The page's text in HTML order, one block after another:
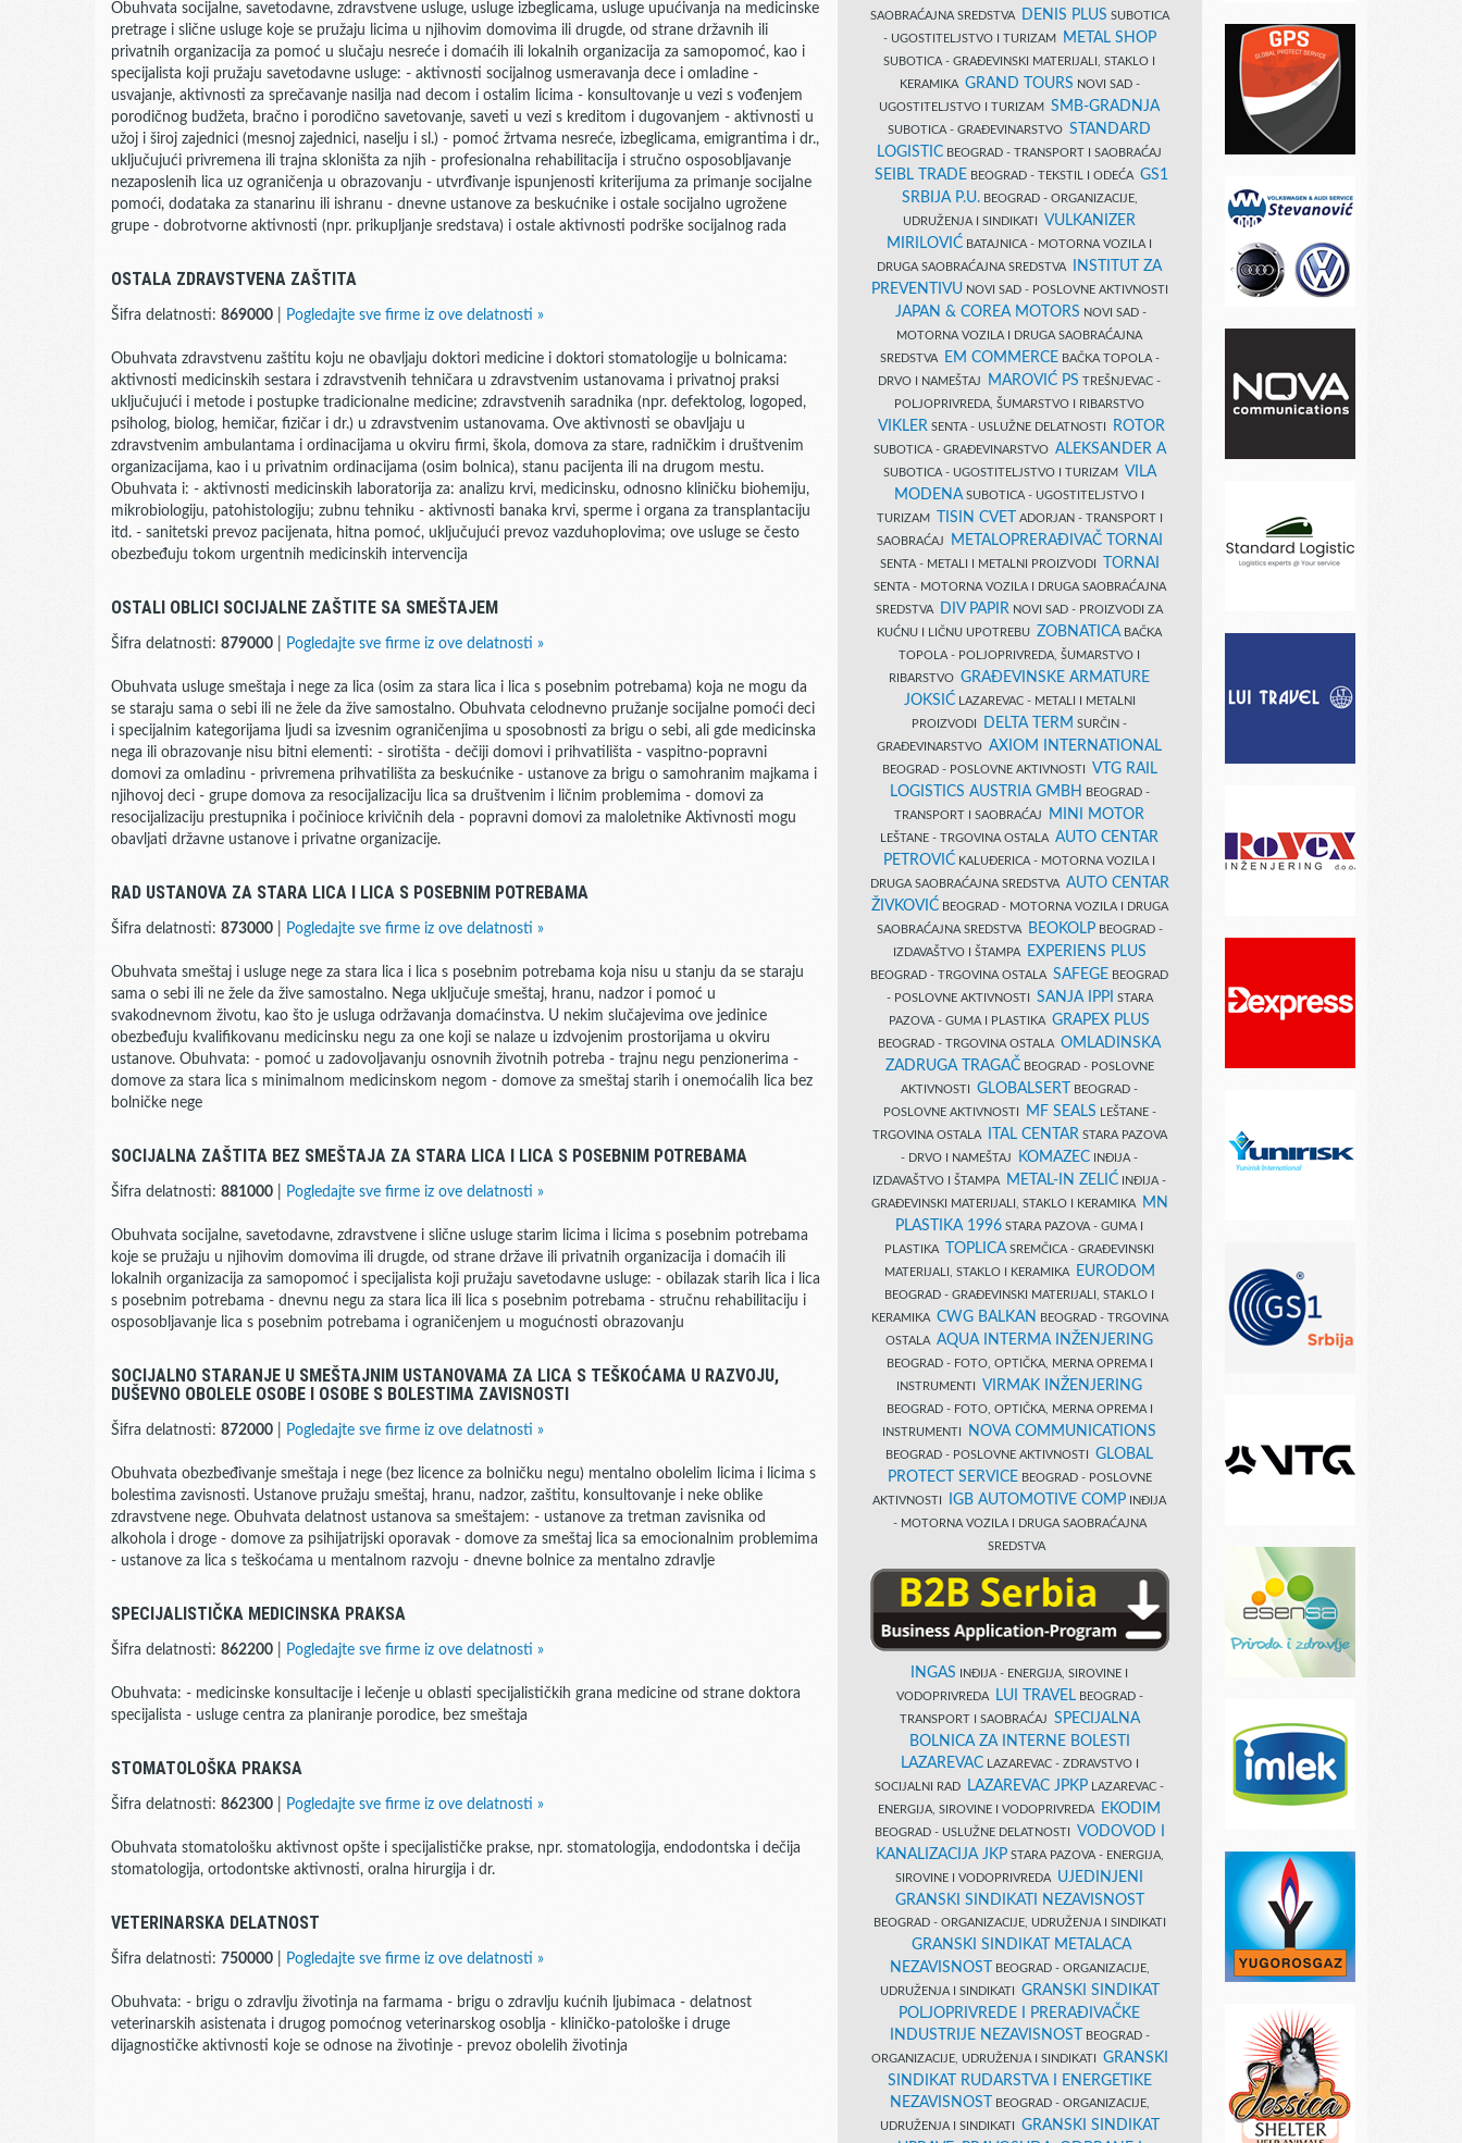
Obuhvata socijalne, savetodavne, zdravstvene usluge, usluge izbeglicama, usluge upućivanja na medicinske
pretrage i slične usluge koje se pružaju licima u njihovim domovima ili drugde, od strane državnih ili
privatnih organizacija za pomoć u slučaju nesreće i domaćih ili lokalnih organizacija za samopomoć, kao i
specijalista koji pružaju savetodavne usluge: - aktivnosti socijalnog usmeravanja dece i omladine -
usvajanje, aktivnosti za sprečavanje nasilja nad decom i ostalim licima - konsultovanje u vezi s vođenjem
porodičnog budžeta, bračno i porodično savetovanje, saveti u vezi s kreditom i dugovanjem - aktivnosti u
užoj i široj zajednici (mesnoj zajednici, naselju i sl.) - pomoć žrtvama nesreće, izbeglicama, emigrantima i dr.,
uključujući privremena ili trajna skloništa za njih - profesionalna rehabilitacija i stručno osposobljavanje
nezaposlenih lica uz ograničenja u obrazovanju - utvrđivanje ispunjenosti kriterijuma za primanje socijalne
pomoći, dodataka za stanarinu ili ishranu - dnevne ustanove za beskućnike i ostale socijalno ugrožene
grupe - dobrotvorne aktivnosti (npr. prikupljanje sredstava) i ostale aktivnosti podrške socijalnog rada
OSTALA ZDRAVSTVENA ZAŠTITA
Šifra delatnosti: 869000 Pogledajte sve firme iz ove delatnosti »
Obuhvata zdravstvenu zaštitu koju ne obavljaju doktori medicine i doktori stomatologije u bolnicama:
aktivnosti medicinskih sestara i zdravstvenih tehničara u zdravstvenim ustanovama i privatnoj praksi
uključujući i metode i postupke tradicionalne medicine; zdravstvenih saradnika (npr. defektolog, logoped,
psiholog, biolog, hemičar, fizičar i dr.) u zdravstvenim ustanovama. Ove aktivnosti se obavljaju u
zdravstvenim ambulantama i ordinacijama u okviru firmi, škola, domova za stare, radničkim i društvenim
organizacijama, kao i u privatnim ordinacijama (osim bolnica), stanu pacijenta ili na drugom mestu.
Obuhvata i: - aktivnosti medicinskih laboratorija za: analizu krvi, medicinsku, odnosno kliničku biohemiju,
mikrobiologiju, patohistologiju; zubnu tehniku - aktivnosti banaka krvi, sperme i organa za transplantaciju
itd. - sanitetski prevoz pacijenata, hitna pomoć, uključujući prevoz vazduhoplovima; ove usluge se često
obezbeđuju tokom urgentnih medicinskih intervencija
OSTALI OBLICI SOCIJALNE ZAŠTITE SA SMEŠTAJEM
Šifra delatnosti: 879000 Pogledajte sve firme iz ove delatnosti »
Obuhvata usluge smeštaja i nege za lica (osim za stara lica i lica s posebnim potrebama) koja ne mogu da
se staraju sama o sebi ili ne žele da žive samostalno. Obuhvata celodnevno pružanje socijalne pomoći deci
i specijalnim kategorijama ljudi sa izvesnim ograničenjima u sposobnosti za brigu o sebi, ali gde medicinska
nega ili obrazovanje nisu bitni elementi: - sirotišta - dečiji domovi i prihvatilišta - vaspitno-popravni
domovi za omladinu - privremena prihvatilišta za beskućnike - ustanove za brigu o samohranim majkama i
njihovoj deci - grupe domova za resocijalizaciju lica sa društvenim i ličnim problemima - domovi za
resocijalizaciju prestupnika i počinioce krivičnih dela - popravni domovi za maloletnike Aktivnosti mogu
obavljati državne ustanove i privatne organizacije.
RAD USTANOVA ZA STARA LICA I LICA S POSEBNIM POTREBAMA
Šifra delatnosti: 873000 Pogledajte sve firme iz ove delatnosti »
Obuhvata smeštaj i usluge nege za stara lica i lica s posebnim potrebama koja nisu u stanju da se staraju
sama o sebi ili ne žele da žive samostalno. Nega uključuje smeštaj, hranu, nadzor i pomoć u
svakodnevnom životu, kao što je usluga održavanja domaćinstva. U nekim slučajevima ove jedinice
obezbeđuju kvalifikovanu medicinsku negu za one koji se nalaze u izdvojenim prostorijama u okviru
ustanove. Obuhvata: - pomoć u zadovoljavanju osnovnih životnih potreba - trajnu negu penzionerima -
domove za stara lica s minimalnom medicinskom negom - domove za smeštaj starih i onemoćalih lica bez
bolničke nege
SOCIJALNA ZAŠTITA BEZ SMEŠTAJA ZA STARA LICA I LICA S POSEBNIM POTREBAMA
Šifra delatnosti: 881000 Pogledajte sve firme iz ove delatnosti »
Obuhvata socijalne, savetodavne, zdravstvene i slične usluge starim licima i licima s posebnim potrebama
koje se pružaju u njihovim domovima ili drugde, od strane države ili privatnih organizacija i domaćih ili
lokalnih organizacija za samopomoć i specijalista koji pružaju savetodavne usluge: - obilazak starih lica i lica
s posebnim potrebama - dnevnu negu za stara lica ili lica s posebnim potrebama - stručnu rehabilitaciju i
osposobljavanje lica s posebnim potrebama i ograničenjem u mogućnosti obrazovanju
SOCIJALNO STARANJE U SMEŠTAJNIM USTANOVAMA ZA LICA S TEŠKOĆAMA U RAZVOJU,
DUŠEVNO OBOLELE OSOBE I OSOBE S BOLESTIMA ZAVISNOSTI
Šifra delatnosti: 872000 Pogledajte sve firme iz ove delatnosti »
Obuhvata obezbeđivanje smeštaja i nege (bez licence za bolničku negu) mentalno obolelim licima i licima s
bolestima zavisnosti. Ustanove pružaju smeštaj, hranu, nadzor, zaštitu, konsultovanje i neke oblike
zdravstvene nege. Obuhvata delatnost ustanova sa smeštajem: - ustanove za tretman zavisnika od
alkohola i droge - domove za psihijatrijski oporavak - domove za smeštaj lica sa emocionalnim problemima
- ustanove za lica s teškoćama u mentalnom razvoju - dnevne bolnice za mentalno zdravlje
SPECIJALISTIČKA MEDICINSKA PRAKSA
Šifra delatnosti: 862200 Pogledajte sve firme iz ove delatnosti »
Obuhvata: - medicinske konsultacije i lečenje u oblasti specijalističkih grana medicine od strane doktora
specijalista - usluge centra za planiranje porodice, bez smeštaja
STOMATOLOŠKA PRAKSA
Šifra delatnosti: 862300 Pogledajte sve firme iz ove delatnosti »
Obuhvata stomatološku aktivnost opšte i specijalističke prakse, npr. stomatologija, endodontska i dečija
stomatologija, ortodontske aktivnosti, oralna hirurgija i dr.
VETERINARSKA DELATNOST
Šifra delatnosti: 750000 Pogledajte sve firme iz ove delatnosti »
Obuhvata: - brigu o zdravlju životinja na farmama - brigu o zdravlju kućnih ljubimaca - delatnost
veterinarskih asistenata i drugog pomoćnog veterinarskog osoblja - kliničko-patološke i druge
dijagnostičke aktivnosti koje se odnose na životinje - prevoz obolelih životinja
SAOBRAĆAJNA SREDSTVA
DENIS PLUS SUBOTICA
- UGOSTITELJSTVO I TURIZAM
METAL SHOP
SUBOTICA - GRAĐEVINSKI MATERIJALI, STAKLO I
KERAMIKA GRAND TOURS NOVI SAD -
UGOSTITELJSTVO I TURIZAM SMB-GRADNJA
SUBOTICA - GRAĐEVINARSTVO STANDARD
LOGISTIC BEOGRAD - TRANSPORT I SAOBRAĆAJ
SEIBL TRADE BEOGRAD - TEKSTIL I ODEĆA GS1
SRBIJA P.U.BEOGRAD - ORGANIZACIJE,
UDRUŽENJA I SINDIKATI VULKANIZER
MIRILOVIĆ BATAJNICA - MOTORNA VOZILA I
DRUGA SAOBRAĆAJNA SREDSTVA
INSTITUT ZA
PREVENTIVUNOVI SAD - POSLOVNE AKTIVNOSTI
JAPAN & COREA MOTORS NOVI SAD -
MOTORNA VOZILA I DRUGA SAOBRAĆAJNA
SREDSTVA
EM COMMERCE BAČKA TOPOLA -
DRVO I NAMEŠTAJ
MAROVIĆ PS TREŠNJEVAC -
POLJOPRIVREDA, ŠUMARSTVO I RIBARSTVO
VIKLER SENTA - USLUŽNE DELATNOSTI ROTOR
SUBOTICA - GRAĐEVINARSTVO ALEKSANDER A
SUBOTICA - UGOSTITELJSTVO I TURIZAM VILA
MODENA SUBOTICA - UGOSTITELJSTVO I
TURIZAM
TISIN CVET
ADORJAN - TRANSPORT I
SAOBRAĆAJ
METALOPRERAĐIVAČ TORNAI
SENTA - METALI I METALNI PROIZVODI TORNAI
SENTA - MOTORNA VOZILA I DRUGA SAOBRAĆAJNA
SREDSTVA
DIV PAPIR NOVI SAD - PROIZVODI ZA
KUĆNU I LIČNU UPOTREBU ZOBNATICA BAČKA
TOPOLA - POLJOPRIVREDA, ŠUMARSTVO I
RIBARSTVO GRAĐEVINSKE ARMATURE
JOKSIĆLAZAREVAC - METALI I METALNI
PROIZVODI
DELTA TERM SURČIN -
GRAĐEVINARSTVO AXIOM INTERNATIONAL
BEOGRAD - POSLOVNE AKTIVNOSTI VTG RAIL
LOGISTICS AUSTRIA GMBH
BEOGRAD -
TRANSPORT I SAOBRAĆAJ
MINI MOTOR
LEŠTANE - TRGOVINA OSTALA AUTO CENTAR
PETROVIĆ KALUĐERICA - MOTORNA VOZILA I
DRUGA SAOBRAĆAJNA SREDSTVA AUTO CENTAR
ŽIVKOVIĆBEOGRAD - MOTORNA VOZILA I DRUGA
SAOBRAĆAJNA SREDSTVA
BEOKOLPBEOGRAD -
IZDAVAŠTVO I ŠTAMPA
EXPERIENS PLUS
BEOGRAD - TRGOVINA OSTALA SAFEGE BEOGRAD
- POSLOVNE AKTIVNOSTI SANJA IPPI
STARA
PAZOVA - GUMA I PLASTIKA GRAPEX PLUS
BEOGRAD - TRGOVINA OSTALA OMLADINSKA
ZADRUGA TRAGAČBEOGRAD - POSLOVNE
AKTIVNOSTI GLOBALSERT
BEOGRAD -
POSLOVNE AKTIVNOSTI
MF SEALS LEŠTANE -
TRGOVINA OSTALA
ITAL CENTAR STARA PAZOVA
- DRVO I NAMEŠTAJ
KOMAZEC INĐIJA -
IZDAVAŠTVO I ŠTAMPA
METAL-IN ZELIĆ INĐIJA -
GRAĐEVINSKI MATERIJALI, STAKLO I KERAMIKA
MN
PLASTIKA 1996 STARA PAZOVA - GUMA I
PLASTIKA
TOPLICA SREMČICA - GRAĐEVINSKI
MATERIJALI, STAKLO I KERAMIKA
EURODOM
BEOGRAD - GRAĐEVINSKI MATERIJALI, STAKLO I
KERAMIKA CWG BALKAN
BEOGRAD - TRGOVINA
OSTALA AQUA INTERMA INŽENJERING
BEOGRAD - FOTO, OPTIČKA, MERNA OPREMA I
INSTRUMENTI VIRMAK INŽENJERING
BEOGRAD - FOTO, OPTIČKA, MERNA OPREMA I
INSTRUMENTI
NOVA COMMUNICATIONS
BEOGRAD - POSLOVNE AKTIVNOSTI GLOBAL
PROTECT SERVICE BEOGRAD - POSLOVNE
AKTIVNOSTI
IGB AUTOMOTIVE COMP INĐIJA
- MOTORNA VOZILA I DRUGA SAOBRAĆAJNA
SREDSTVA
INGAS INĐIJA - ENERGIJA, SIROVINE I
VODOPRIVREDA
LUI TRAVELBEOGRAD -
TRANSPORT I SAOBRAĆAJ SPECIJALNA
BOLNICA ZA INTERNE BOLESTI
LAZAREVACLAZAREVAC - ZDRAVSTVO I
SOCIJALNI RAD
LAZAREVAC JPKP LAZAREVAC -
ENERGIJA, SIROVINE I VODOPRIVREDA
EKODIM
BEOGRAD - USLUŽNE DELATNOSTI VODOVOD I
KANALIZACIJA JKPSTARA PAZOVA - ENERGIJA,
SIROVINE I VODOPRIVREDA UJEDINJENI
GRANSKI SINDIKATI NEZAVISNOST
BEOGRAD - ORGANIZACIJE, UDRUŽENJA I SINDIKATI
GRANSKI SINDIKAT METALACA
NEZAVISNOST
BEOGRAD - ORGANIZACIJE,
UDRUŽENJA I SINDIKATI GRANSKI SINDIKAT
POLJOPRIVREDE I PRERAĐIVAČKE
INDUSTRIJE NEZAVISNOST
BEOGRAD -
ORGANIZACIJE, UDRUŽENJA I SINDIKATI GRANSKI
SINDIKAT RUDARSTVA I ENERGETIKE
NEZAVISNOST
BEOGRAD - ORGANIZACIJE,
UDRUŽENJA I SINDIKATI GRANSKI SINDIKAT